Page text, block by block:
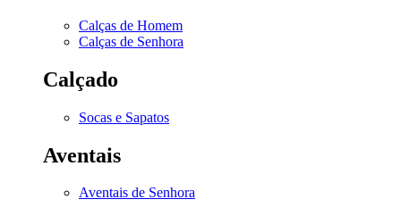
Calças de Homem
Calças de Senhora
Calçado
Socas e Sapatos
Aventais
Aventais de Senhora